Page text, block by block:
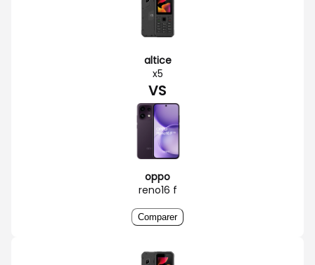
altice
x5
VS
oppo
reno16 f
Comparer